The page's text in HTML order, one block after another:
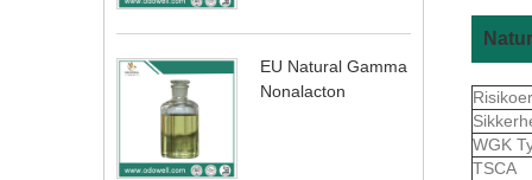
EU Natural Gamma
Nonalacton
WGK
TSCA